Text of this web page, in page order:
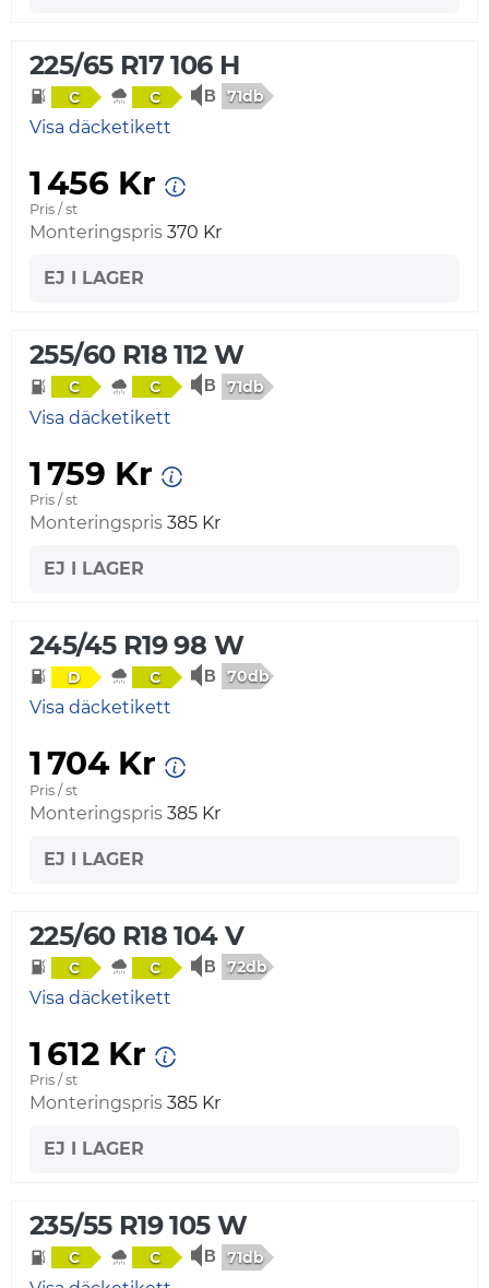
225/65 R17 106 H
C C 71db
Visa däcketikett
1 456 Kr
Pris / st
Monteringspris 370 Kr
EJ I LAGER
255/60 R18 112 W
C C 71db
Visa däcketikett
1 759 Kr
Pris / st
Monteringspris 385 Kr
EJ I LAGER
245/45 R19 98 W
D C 70db
Visa däcketikett
1 704 Kr
Pris / st
Monteringspris 385 Kr
EJ I LAGER
225/60 R18 104 V
C C 72db
Visa däcketikett
1 612 Kr
Pris / st
Monteringspris 385 Kr
EJ I LAGER
235/55 R19 105 W
C C 71db